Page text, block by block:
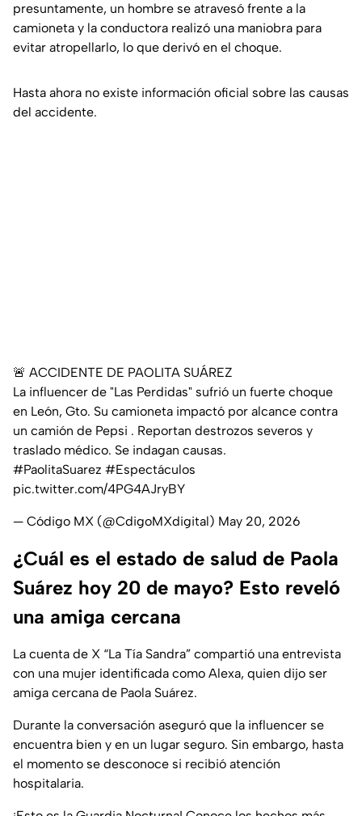
presuntamente, un hombre se atravesó frente a la
camioneta y la conductora realizó una maniobra para
evitar atropellarlo, lo que derivó en el choque.
Hasta ahora no existe información oficial sobre las causas
del accidente.
🚨 ACCIDENTE DE PAOLITA SUÁREZ
​La influencer de "Las Perdidas" sufrió un fuerte choque
en León, Gto. Su camioneta impactó por alcance contra
un camión de Pepsi . Reportan destrozos severos y
traslado médico. Se indagan causas.
#PaolitaSuarez #Espectáculos
pic.twitter.com/4PG4AJryBY
— Código MX (@CdigoMXdigital) May 20, 2026
¿Cuál es el estado de salud de Paola
Suárez hoy 20 de mayo? Esto reveló
una amiga cercana
La cuenta de X “La Tía Sandra” compartió una entrevista
con una mujer identificada como Alexa, quien dijo ser
amiga cercana de Paola Suárez.
Durante la conversación aseguró que la influencer se
encuentra bien y en un lugar seguro. Sin embargo, hasta
el momento se desconoce si recibió atención
hospitalaria.